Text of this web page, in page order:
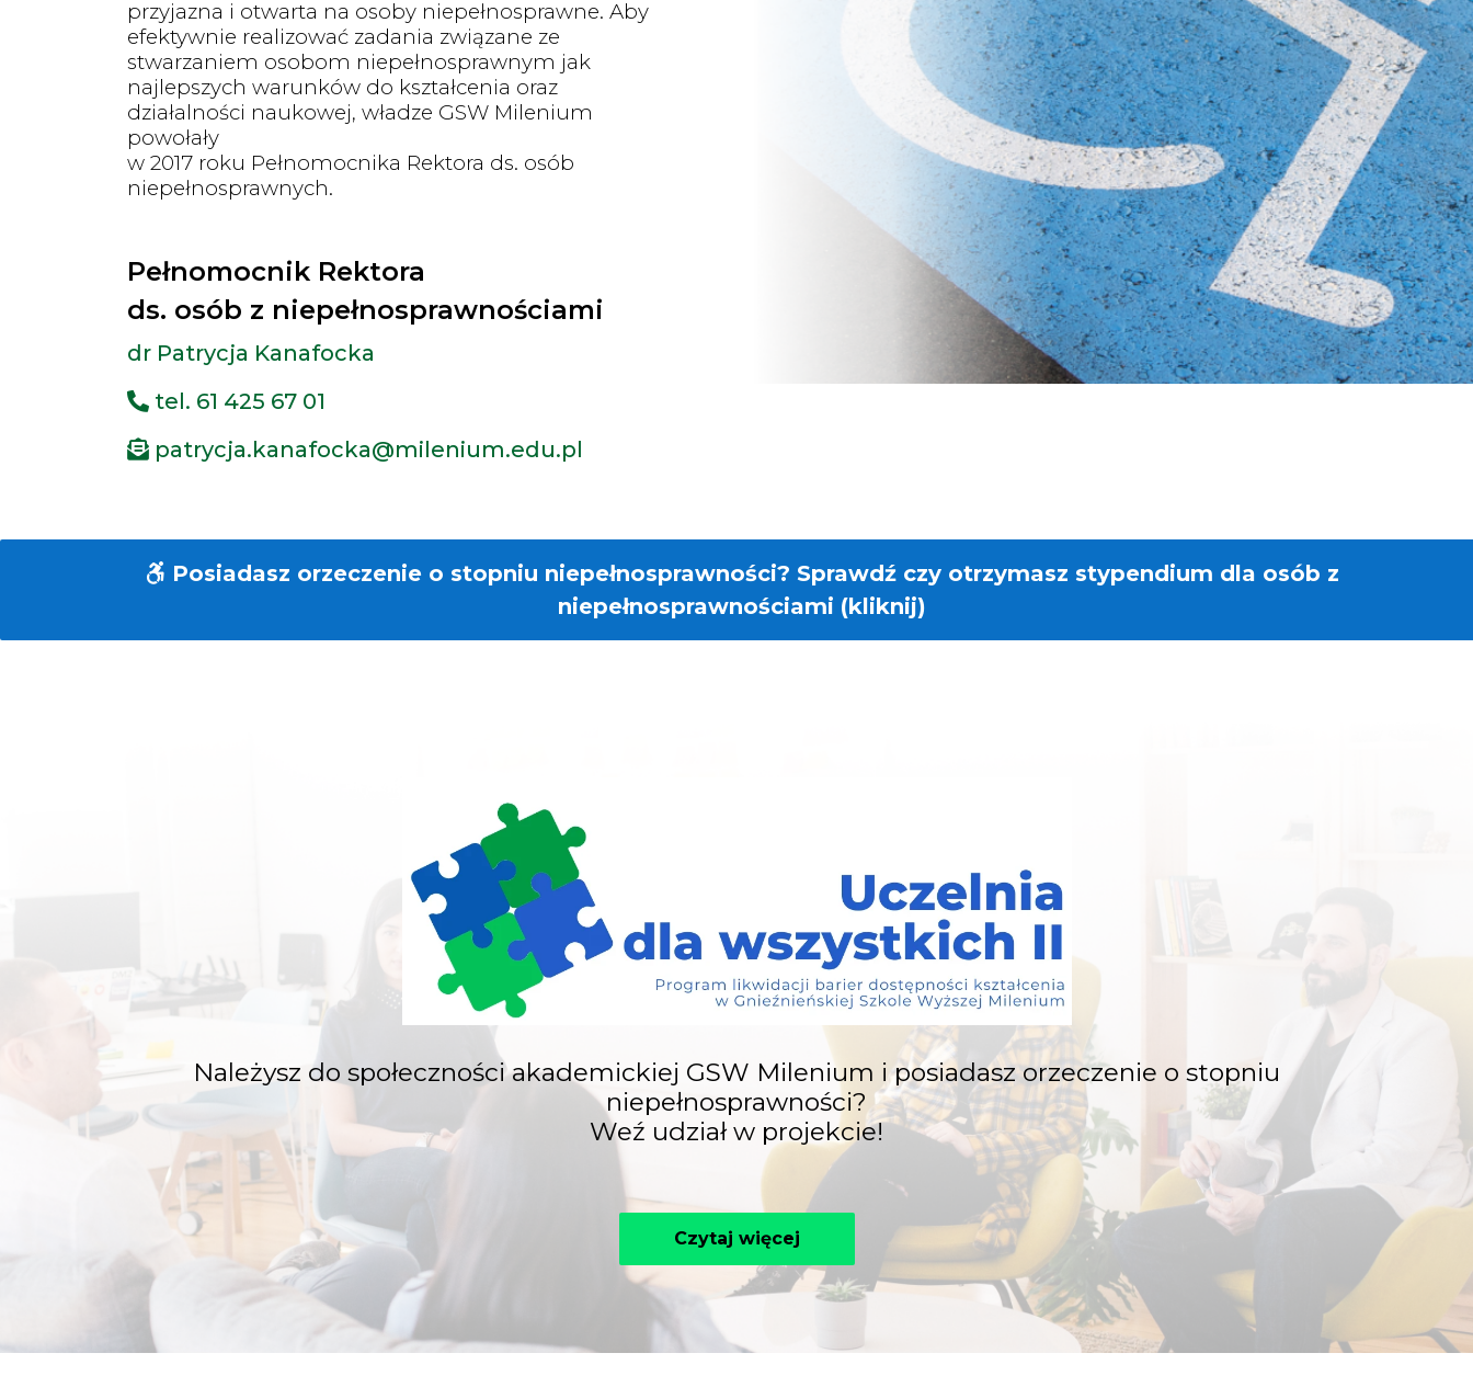
przyjazna i otwarta na osoby niepełnosprawne. Aby
efektywnie realizować zadania związane ze
stwarzaniem osobom niepełnosprawnym jak
najlepszych warunków do kształcenia oraz
działalności naukowej, władze GSW Milenium
powołały
w 2017 roku Pełnomocnika Rektora ds. osób
niepełnosprawnych.
Pełnomocnik Rektora
ds. osób z niepełnosprawnościami
dr Patrycja Kanafocka
tel. 61 425 67 01
patrycja.kanafocka@milenium.edu.pl
Posiadasz orzeczenie o stopniu niepełnosprawności? Sprawdź czy otrzymasz stypendium dla osób z
niepełnosprawnościami (kliknij)
Należysz do społeczności akademickiej GSW Milenium i posiadasz orzeczenie o stopniu
niepełnosprawności?
Weź udział w projekcie!
Czytaj więcej